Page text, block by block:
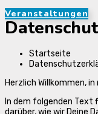
Veranstaltungen
Startseite
Herzlich Willkommen,
In dem folgenden
darüber, wie wir Deine